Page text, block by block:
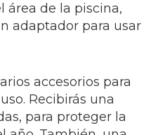
área de la piscina,
adaptador para usar
accesorios para
Recibirás una
para proteger la